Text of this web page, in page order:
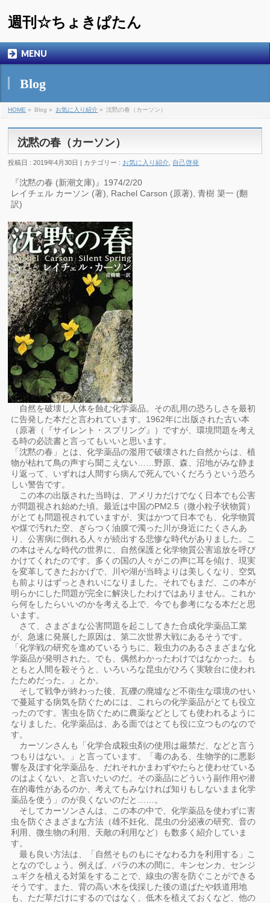
週刊☆ちょきぱたん
MENU
Blog
HOME » Blog » お気に入り紹介 » 沈黙の春（カーソン）
沈黙の春（カーソン）
投稿日 : 2019年4月30日 | カテゴリー : お気に入り紹介 自己啓発
『沈黙の春 (新潮文庫)』1974/2/20
レイチェル カーソン (著), Rachel Carson (原著), 青樹 簗一 (翻
訳)
自然を破壊し人体を蝕む化学薬品。その乱用の恐ろしさを最初
に告発した本だと言われています。1962年に出版された古い本
（原著（『サイレント・スプリング』）ですが、環境問題を考え
る時の必読書と言ってもいいと思います。
「沈黙の春」とは、化学薬品の濫用で破壊された自然からは、植
物が枯れて鳥の声すら聞こえない……野原、森、沼地がみな静ま
り返って、いずれは人間すら病んで死んでいくだろうという恐ろ
しい警告です。
この本の出版された当時は、アメリカだけでなく日本でも公害
が問題視され始めた頃。最近は中国のPM2.5（微小粒子状物質）
がとても問題視されていますが、実はかつて日本でも、化学物質
や煤で汚れた空、ぎらつく油膜で濁った川が身近にたくさんあ
り、公害病に倒れる人々が続出する悲惨な時代がありました。こ
の本はそんな時代の世界に、自然保護と化学物質公害追放を呼び
かけてくれたのです。多くの国の人々がこの声に耳を傾け、現実
を変革してきたおかげで、川や湖が当時よりは美しくなり、空気
も前よりはずっときれいになりました。それでもまだ、この本が
明らかにした問題が完全に解決したわけではありません。これか
ら何をしたらいいのかを考える上で、今でも参考になる本だと思
います。
さて、さまざまな公害問題を起こしてきた合成化学薬品工業
が、急速に発展した原因は、第二次世界大戦にあるそうです。
「化学戦の研究を進めているうちに、殺虫力のあるさまざまな化
学薬品が発明された。でも、偶然わかったわけではなかった。も
ともと人間を殺そうと、いろいろな昆虫がひろく実験台に使われ
たためだった。」とか。
そして戦争が終わった後、瓦礫の廃墟など不衛生な環境のせい
で蔓延する病気を防ぐためには、これらの化学薬品がとても役立
ったのです。害虫を防ぐために農薬などとしても使われるように
なりました。化学薬品は、ある面ではとても役に立つものなので
す。
カーソンさんも「化学合成殺虫剤の使用は厳禁だ、などと言う
つもりはない。」と言っています。「毒のある、生物学的に悪影
響を及ぼす化学薬品を、だれそれかまわずやたらと使わせている
のはよくない、と言いたいのだ。その薬品にどういう副作用や潜
在的毒性があるのか、考えてもみなければ知りもしないまま化学
薬品を使う」のが良くないのだと……。
そしてカーソンさんは、この本の中で、化学薬品を使わずに害
虫を防ぐさまざまな方法（雄不妊化、昆虫の分泌液の研究、音の
利用、微生物の利用、天敵の利用など）も数多く紹介していま
す。
最も良い方法は、「自然そものもにそなわる力を利用する」こ
となのでしょう。例えば、バラの木の間に、キンセンカ、センジ
ュギクを植える対策をすることで、線虫の害を防ぐことができる
そうです。また、背の高い木を伐採した後の道ばたや鉄道用地
も、ただ草だけにするのではなく、低木を植えておくなど、他の